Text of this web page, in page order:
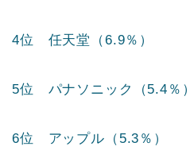
4位 任天堂（6.9％）
5位 パナソニック（5.4％）
6位 アップル（5.3％）